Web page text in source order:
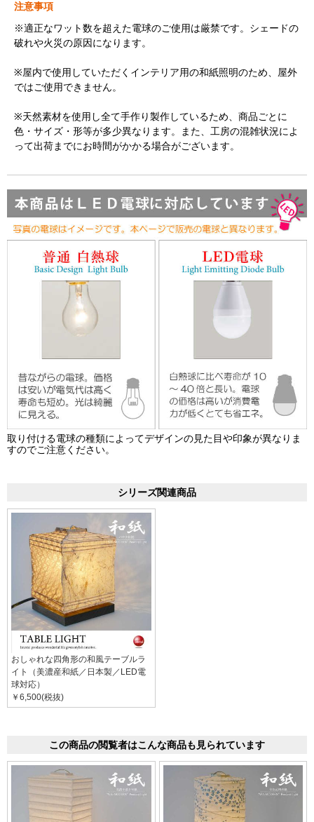
注意事項
※適正なワット数を超えた電球のご使用は厳禁です。シェードの
破れや火災の原因になります。
※屋内で使用していただくインテリア用の和紙照明のため、屋外
ではご使用できません。
※天然素材を使用し全て手作り製作しているため、商品ごとに
色・サイズ・形等が多少異なります。また、工房の混雑状況によ
って出荷までにお時間がかかる場合がございます。
取り付ける電球の種類によってデザインの見た目や印象が異なりま
すのでご注意ください。
シリーズ関連商品
おしゃれな四角形の和風テーブルラ
イト（美濃産和紙／日本製／LED電
球対応）
￥6,500(税抜)
この商品の閲覧者はこんな商品も見られています